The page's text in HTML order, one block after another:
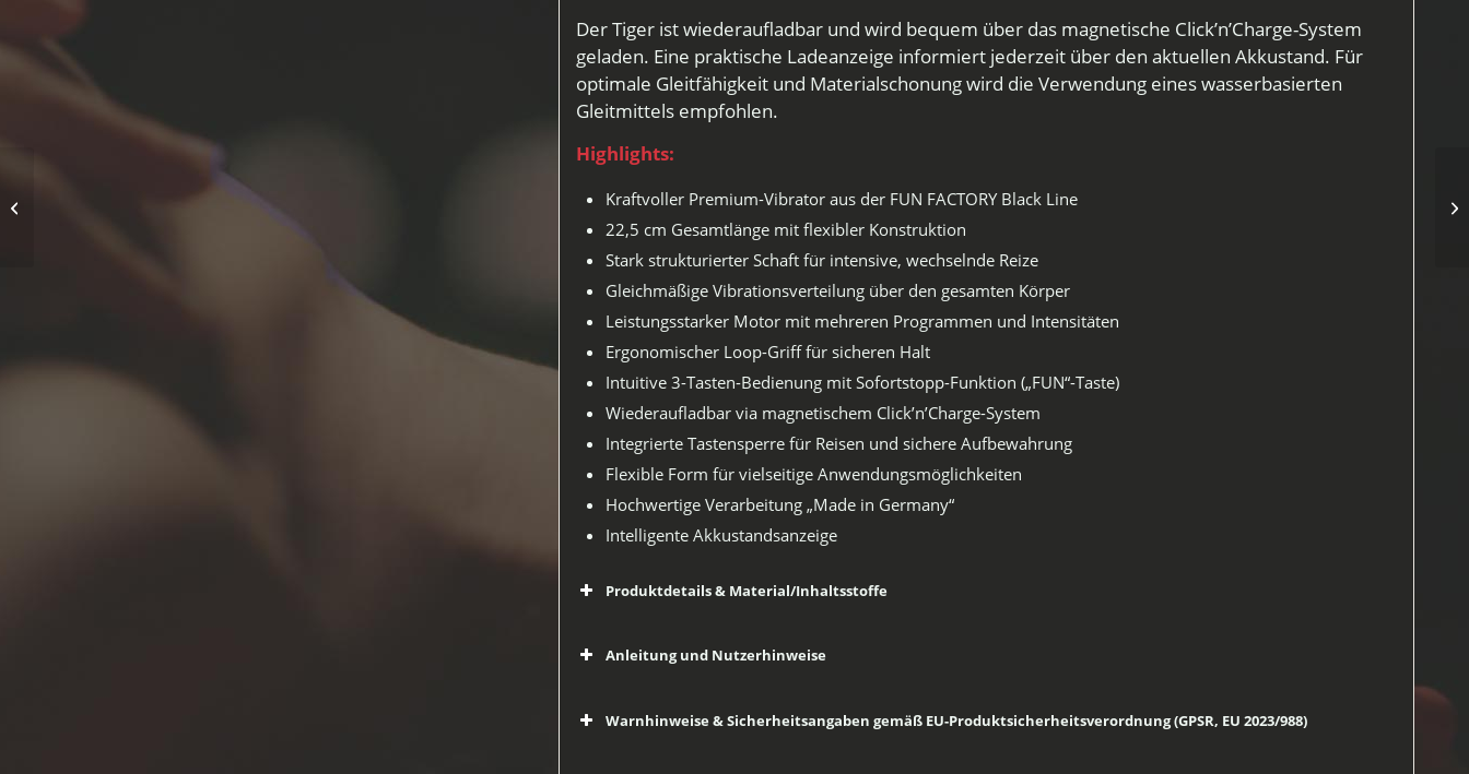
Der Tiger ist wiederaufladbar und wird bequem über das magnetische Click’n’Charge-System
geladen. Eine praktische Ladeanzeige informiert jederzeit über den aktuellen Akkustand. Für
optimale Gleitfähigkeit und Materialschonung wird die Verwendung eines wasserbasierten
Gleitmittels empfohlen.
Highlights:
Kraftvoller Premium-Vibrator aus der FUN FACTORY Black Line
22,5 cm Gesamtlänge mit flexibler Konstruktion
Stark strukturierter Schaft für intensive, wechselnde Reize
Gleichmäßige Vibrationsverteilung über den gesamten Körper
Leistungsstarker Motor mit mehreren Programmen und Intensitäten
Ergonomischer Loop-Griff für sicheren Halt
Intuitive 3-Tasten-Bedienung mit Sofortstopp-Funktion („FUN“-Taste)
Wiederaufladbar via magnetischem Click’n’Charge-System
Integrierte Tastensperre für Reisen und sichere Aufbewahrung
Flexible Form für vielseitige Anwendungsmöglichkeiten
Hochwertige Verarbeitung „Made in Germany“
Intelligente Akkustandsanzeige
Produktdetails & Material/Inhaltsstoffe
Anleitung und Nutzerhinweise
Warnhinweise & Sicherheitsangaben gemäß EU-Produktsicherheitsverordnung (GPSR, EU 2023/988)